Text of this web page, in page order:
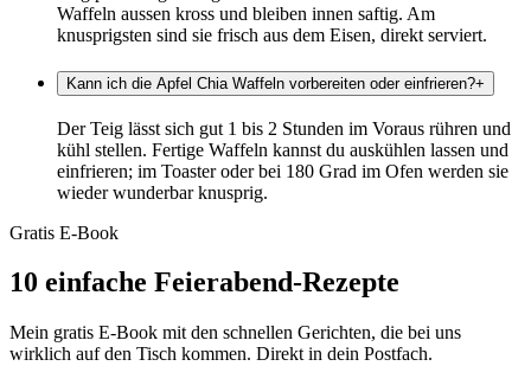
Waffeln aussen kross und bleiben innen saftig. Am
knusprigsten sind sie frisch aus dem Eisen, direkt serviert.
Kann ich die Apfel Chia Waffeln vorbereiten oder einfrieren?+
Der Teig lässt sich gut 1 bis 2 Stunden im Voraus rühren und
kühl stellen. Fertige Waffeln kannst du auskühlen lassen und
einfrieren; im Toaster oder bei 180 Grad im Ofen werden sie
wieder wunderbar knusprig.
Gratis E-Book
10 einfache Feierabend-Rezepte
Mein gratis E-Book mit den schnellen Gerichten, die bei uns
wirklich auf den Tisch kommen. Direkt in dein Postfach.